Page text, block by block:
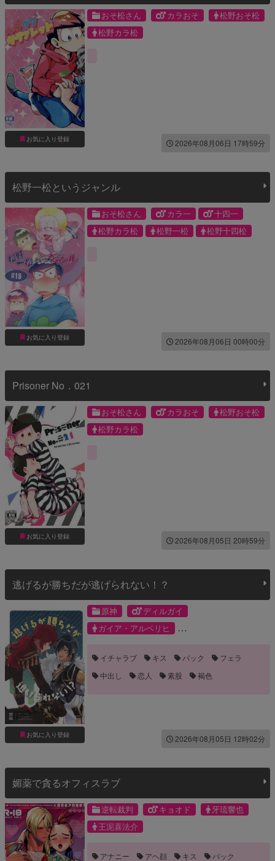
お気に入り登録
おそ松さん カラおそ
松野おそ松
松野カラ松
2026年08月06日 17時59分
松野一松というジャンル
お気に入り登録
おそ松さん カラ一
十四一
松野カラ松
松野一松 松野十四松
2026年08月06日 00時00分
Prisoner No．021
お気に入り登録
おそ松さん カラおそ
松野おそ松
松野カラ松
2026年08月05日 20時59分
逃げるが勝ちだが逃げられない！？
お気に入り登録
原神
ディルガイ
ガイア・アルベリヒ
イチャラブ キス バック
フェラ
中出し
恋人 素股 褐色
2026年08月05日 12時02分
媚薬で貪るオフィスラブ
逆転裁判 キョオド
牙琉響也
王泥喜法介
アナニー アヘ顔 キス バック